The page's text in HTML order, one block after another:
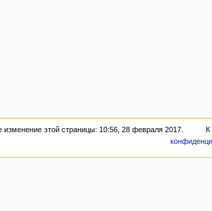
изменение этой страницы: 10:56, 28 февраля 2017.